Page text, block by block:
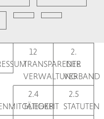
12
TRANSPARENTE
VERWALTUNG
2.
DER
VERBAND
2.4
TÄTIGKEIT
2.5
STATUTEN